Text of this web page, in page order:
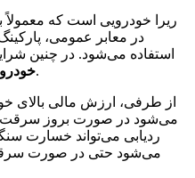
ریرا خودرویی است که
در معابر عمومی،
استفاده می‌شود. در چنین
خودروباعث آرامش خاطر مالک می‌شود.
از طرفی، ارزش مالی بالای
می‌شود در صورت بروز سرقت
ردیابی می‌تواند خسارت
می‌شود حتی در صورت